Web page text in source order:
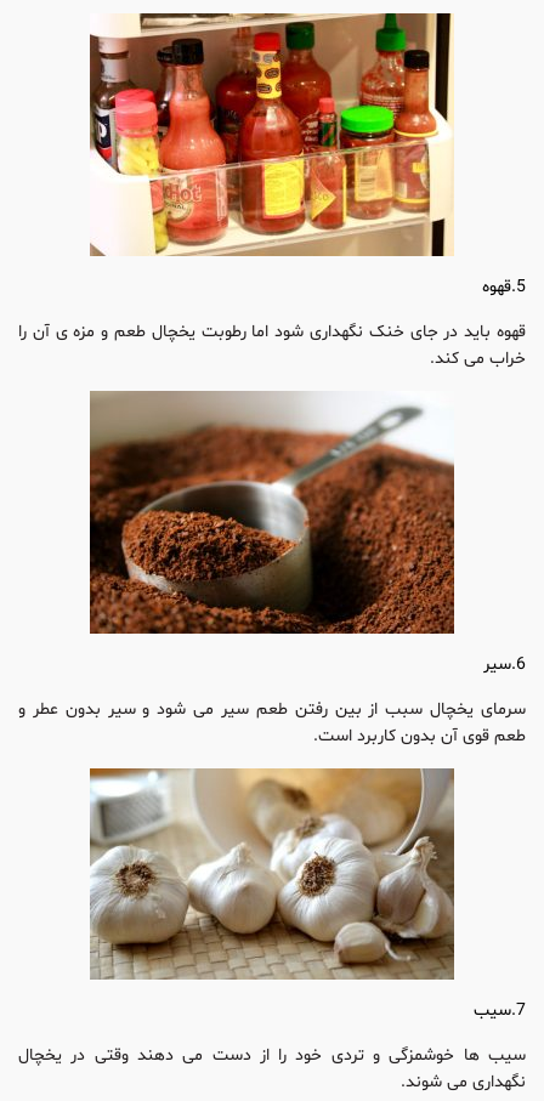
5.قهوه
قهوه باید در جای خنک نگهداری شود اما رطوبت یخچال طعم و مزه ی آن را
خراب می کند.
6.سیر
سرمای یخچال سبب از بین رفتن طعم سیر می شود و سیر بدون عطر و
طعم قوی آن بدون کاربرد است.
7.سیب
سیب ها خوشمزگی و تردی خود را از دست می دهند وقتی در یخچال
نگهداری می شوند.